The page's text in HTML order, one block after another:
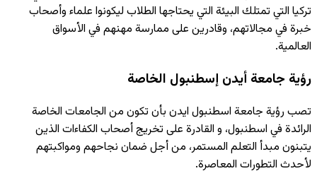
تركيا التي تمتلك البيئة التي يحتاجها الطلاب ليكونوا علماء وأصحاب
خبرة في مجالاتهم، وقادرين على ممارسة مهنهم في الأسواق
العالمية.
رؤية جامعة أيدن إسطنبول الخاصة
تصب رؤية جامعة اسطنبول ايدن بأن تكون من الجامعات الخاصة
الرائدة في اسطنبول، و القادرة على تخريج أصحاب الكفاءات الذين
يتبنون مبدأ التعلم المستمر، من أجل ضمان نجاحهم ومواكبتهم
لأحدث التطورات المعاصرة.